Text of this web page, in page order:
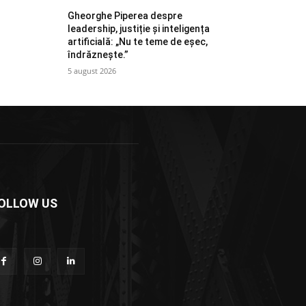
Gheorghe Piperea despre
leadership, justiție și inteligența
artificială: „Nu te teme de eșec,
îndrăznește.”
5 august 2026
US